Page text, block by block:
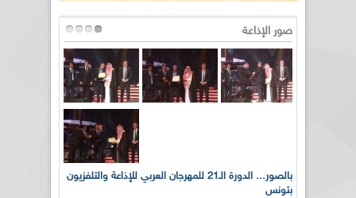
صور الإذاعة
بالصور... الدورة الـ21 للمهرجان العربي للإذاعة والتلفزيون
بتونس